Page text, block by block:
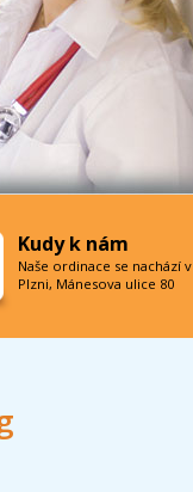
Kudy k nám
Naše ordinace se nachází v
Plzni, Mánesova ulice 80